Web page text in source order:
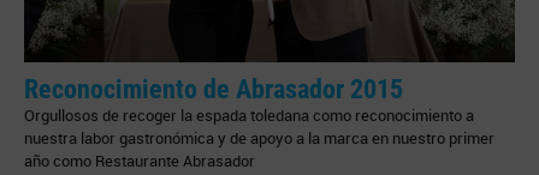
Reconocimiento de Abrasador 2015
Orgullosos de recoger la espada toledana como reconocimiento a
nuestra labor gastronómica y de apoyo a la marca en nuestro primer
año como Restaurante Abrasador